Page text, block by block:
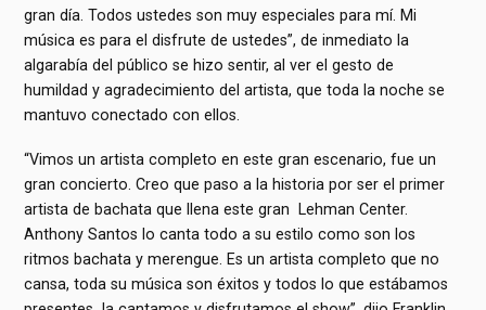
gran día. Todos ustedes son muy especiales para mí. Mi
música es para el disfrute de ustedes”, de inmediato la
algarabía del público se hizo sentir, al ver el gesto de
humildad y agradecimiento del artista, que toda la noche se
mantuvo conectado con ellos.
“Vimos un artista completo en este gran escenario, fue un
gran concierto. Creo que paso a la historia por ser el primer
artista de bachata que llena este gran Lehman Center.
Anthony Santos lo canta todo a su estilo como son los
ritmos bachata y merengue. Es un artista completo que no
cansa, toda su música son éxitos y todos lo que estábamos